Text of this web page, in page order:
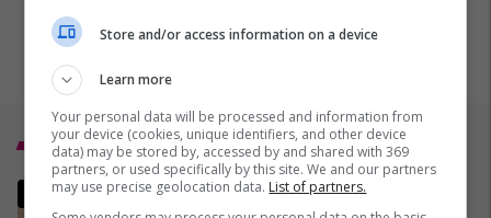
Top 5
Ditë historike në Stuttgart:
Store and/or access information on a device
Learn more
Your personal data will be processed and information from
your device (cookies, unique identifiers, and other device
data) may be stored by, accessed by and shared with 369
partners, or used specifically by this site. We and our partners
may use precise geolocation data. List of partners.